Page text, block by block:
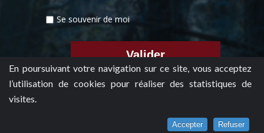
En poursuivant votre navigation sur ce site, vous acceptez
l’utilisation de cookies pour réaliser des statistiques de
visites.
Accepter Refuser
Se souvenir de moi